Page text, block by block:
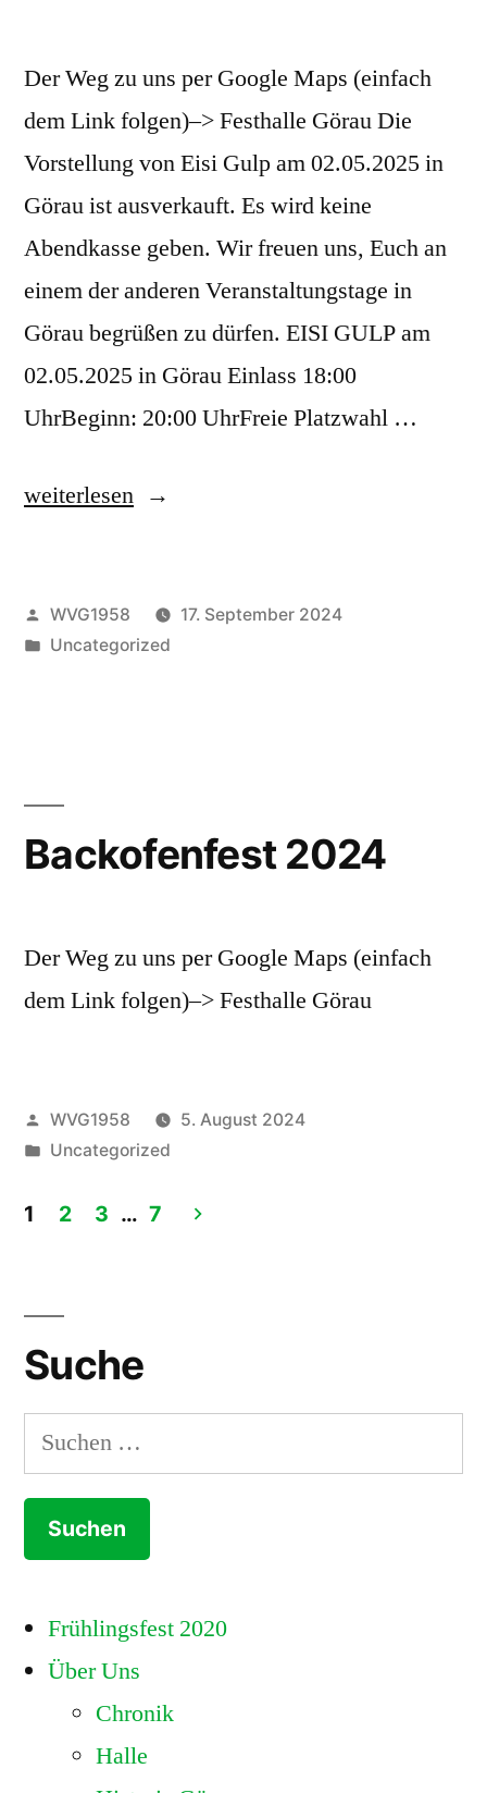
Der Weg zu uns per Google Maps (einfach
dem Link folgen)–> Festhalle Görau Die
Vorstellung von Eisi Gulp am 02.05.2025 in
Görau ist ausverkauft. Es wird keine
Abendkasse geben. Wir freuen uns, Euch an
einem der anderen Veranstaltungstage in
Görau begrüßen zu dürfen. EISI GULP am
02.05.2025 in Görau Einlass 18:00
UhrBeginn: 20:00 UhrFreie Platzwahl …
„Frühlingsfest
Eisi
weiterlesen
Veröffentlicht
von
WVG1958
17. September 2024
Veröffentlicht
Uncategorized
Backofenfest 2024
Der Weg zu uns per Google Maps (einfach
dem Link folgen)–> Festhalle Görau
Veröffentlicht
von
WVG1958
5. August 2024
Veröffentlicht
Uncategorized
der
Beiträge
1 2 3 … 7
Suche
Suchen
nach:
Frühlingsfest 2020
Über Uns
Chronik
Halle